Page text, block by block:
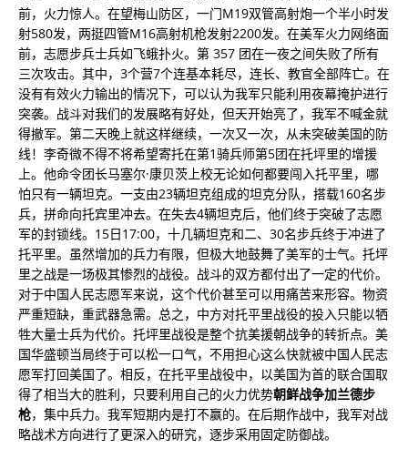
前，火力惊人。在望梅山防区，一门M19双管高射炮一个半小时发
射580发，两挺四管M16高​​射机枪发射2200发。在美军火力网络面
前，志愿步兵士兵如飞蛾扑火。第 357 团在一夜之间失败了所有
三次攻击。其中，3个营7个连基本耗尽，连长、教官全部阵亡。在
没有有效火力输出的情况下，可以认为我军只能利用夜幕掩护进行
突袭。战斗对我们的发展略有好处，但天开始亮了，我军不喊金就
得撤军。第二天晚上就这样继续，一次又一次，从未突破美国的防
线！李奇微不得不将希望寄托在第1骑兵师第5团在托坪里的增援
上。他命令团长马塞尔·康贝茨上校无论如何都要闯入托平里，哪
怕只有一辆坦克。一支由23辆坦克组成的坦克分队，搭载160名步
兵，拼命向托宾里冲去。在失去4辆坦克后，他们终于突破了志愿
军的封锁线。15日17:00，十几辆坦克和二、30名步兵终于冲进了
托平里。虽然增加的兵力有限，但极大地鼓舞了美军的士气。托坪
里之战是一场极其惨烈的战役。战斗的双方都付出了一定的代价。
对于中国人民志愿军来说，这个代价甚至可以用痛苦来形容。物资
严重短缺，重武器急需。总之，中方对托平里战役的投入只能以牺
牲大量士兵为代价。托坪里战役是整个抗美援朝战争的转折点。美
国华盛顿当局终于可以松一口气，不用担心这么快就被中国人民志
愿军打回美国了。相反，在托平里战役中，以美国为首的联合国取
得了相当大的胜利，只要利用自己的火力优势朝鲜战争加兰德步
枪，集中兵力。我军短期内是打不赢的。在后期作战中，我军对战
略战术方向进行了更深入的研究，逐步采用固定防御战。